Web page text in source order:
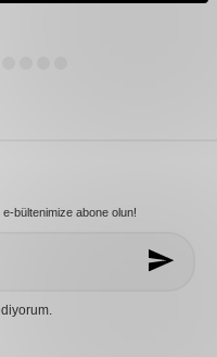
bültenimize abone olun!